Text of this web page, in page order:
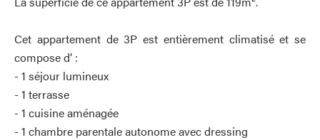
Cet appartement de 3P est entièrement climatisé et se
compose d’ :
- 1 séjour lumineux
- 1 terrasse
- 1 cuisine aménagée
- 1 chambre parentale autonome avec dressing